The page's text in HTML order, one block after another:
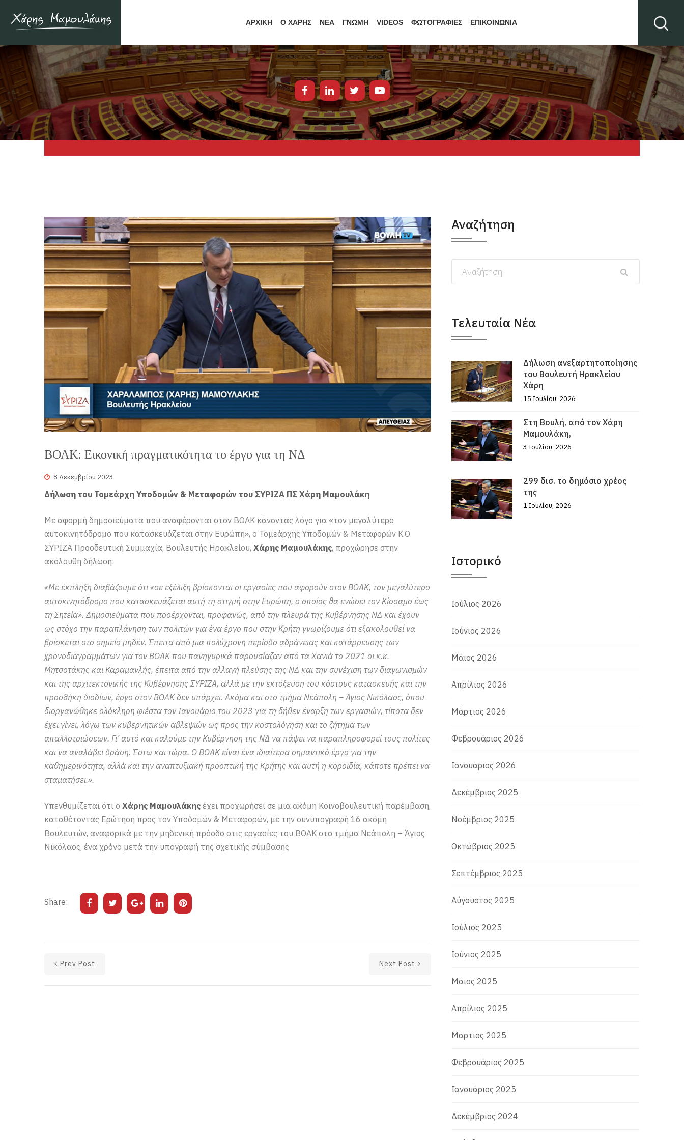
ΑΡΧΙΚΗ Ο ΧΑΡΗΣ ΝΕΑ ΓΝΩΜΗ VIDEOS ΦΩΤΟΓΡΑΦΙΕΣ ΕΠΙΚΟΙΝΩΝΙΑ
ΒΟΑΚ: Εικονική πραγματικότητα το έργο για τη ΝΔ
8 Δεκεμβρίου 2023
Δήλωση του Τομεάρχη Υποδομών & Μεταφορών του ΣΥΡΙΖΑ ΠΣ Χάρη Μαμουλάκη
Με αφορμή δημοσιεύματα που αναφέρονται στον ΒΟΑΚ κάνοντας λόγο για «τον μεγαλύτερο
αυτοκινητόδρομο που κατασκευάζεται στην Ευρώπη», ο Τομεάρχης Υποδομών & Μεταφορών Κ.Ο.
ΣΥΡΙΖΑ Προοδευτική Συμμαχία, Βουλευτής Ηρακλείου, Χάρης Μαμουλάκης, προχώρησε στην
ακόλουθη δήλωση:
«Με έκπληξη διαβάζουμε ότι «σε εξέλιξη βρίσκονται οι εργασίες που αφορούν στον ΒΟΑΚ, τον μεγαλύτερο
αυτοκινητόδρομο που κατασκευάζεται αυτή τη στιγμή στην Ευρώπη, ο οποίος θα ενώσει τον Κίσσαμο έως
τη Σητεία». Δημοσιεύματα που προέρχονται, προφανώς, από την πλευρά της Κυβέρνησης ΝΔ και έχουν
ως στόχο την παραπλάνηση των πολιτών για ένα έργο που στην Κρήτη γνωρίζουμε ότι εξακολουθεί να
βρίσκεται στο σημείο μηδέν. Έπειτα από μια πολύχρονη περίοδο αδράνειας και κατάρρευσης των
χρονοδιαγραμμάτων για τον ΒΟΑΚ που πανηγυρικά παρουσίαζαν από τα Χανιά το 2021 οι κ.κ.
Μητσοτάκης και Καραμανλής, έπειτα από την αλλαγή πλεύσης της ΝΔ και την συνέχιση των διαγωνισμών
και της αρχιτεκτονικής της Κυβέρνησης ΣΥΡΙΖΑ, αλλά με την εκτόξευση του κόστους κατασκευής και την
προσθήκη διοδίων, έργο στον ΒΟΑΚ δεν υπάρχει. Ακόμα και στο τμήμα Νεάπολη – Άγιος Νικόλαος, όπου
διοργανώθηκε ολόκληρη φιέστα τον Ιανουάριο του 2023 για τη δήθεν έναρξη των εργασιών, τίποτα δεν
έχει γίνει, λόγω των κυβερνητικών αβλεψιών ως προς την κοστολόγηση και το ζήτημα των
απαλλοτριώσεων. Γι’ αυτό και καλούμε την Κυβέρνηση της ΝΔ να πάψει να παραπληροφορεί τους πολίτες
και να αναλάβει δράση. Έστω και τώρα. Ο ΒΟΑΚ είναι ένα ιδιαίτερα σημαντικό έργο για την
καθημερινότητα, αλλά και την αναπτυξιακή προοπτική της Κρήτης και αυτή η κοροϊδία, κάποτε πρέπει να
σταματήσει.».
Υπενθυμίζεται ότι ο Χάρης Μαμουλάκης έχει προχωρήσει σε μια ακόμη Κοινοβουλευτική παρέμβαση,
καταθέτοντας Ερώτηση προς τον Υποδομών & Μεταφορών, με την συνυπογραφή 16 ακόμη
Βουλευτών, αναφορικά με την μηδενική πρόοδο στις εργασίες του ΒΟΑΚ στο τμήμα Νεάπολη – Άγιος
Νικόλαος, ένα χρόνο μετά την υπογραφή της σχετικής σύμβασης
Share:
Prev Post Next Post
Αναζήτηση
Τελευταία Νέα
Δήλωση ανεξαρτητοποίησης
του Βουλευτή Ηρακλείου
Χάρη
15 Ιουλίου, 2026
Στη Βουλή, από τον Χάρη
Μαμουλάκη,
3 Ιουλίου, 2026
299 δισ. το δημόσιο χρέος
της
1 Ιουλίου, 2026
Ιστορικό
Ιούλιος 2026
Ιούνιος 2026
Μάιος 2026
Απρίλιος 2026
Μάρτιος 2026
Φεβρουάριος 2026
Ιανουάριος 2026
Δεκέμβριος 2025
Νοέμβριος 2025
Οκτώβριος 2025
Σεπτέμβριος 2025
Αύγουστος 2025
Ιούλιος 2025
Ιούνιος 2025
Μάιος 2025
Απρίλιος 2025
Μάρτιος 2025
Φεβρουάριος 2025
Ιανουάριος 2025
Δεκέμβριος 2024